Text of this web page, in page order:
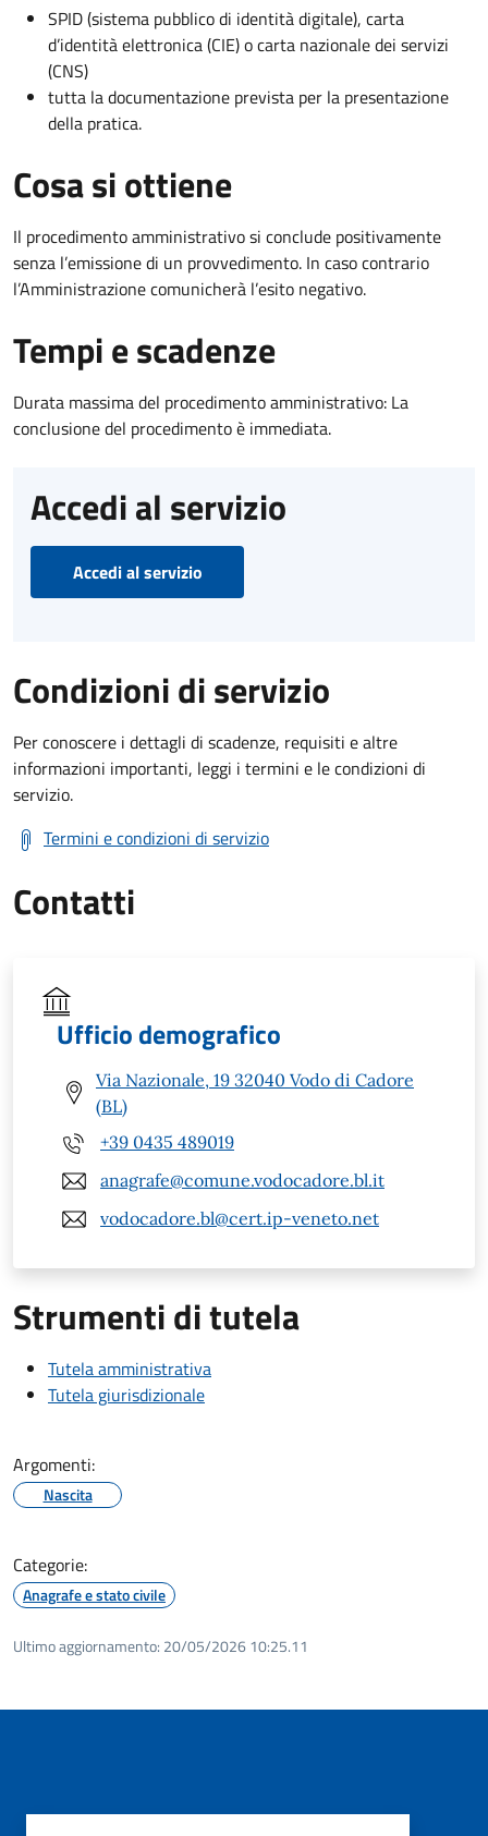
SPID (sistema pubblico di identità digitale), carta
d’identità elettronica (CIE) o carta nazionale dei servizi
(CNS)
tutta la documentazione prevista per la presentazione
della pratica.
Cosa si ottiene
Il procedimento amministrativo si conclude positivamente
senza l’emissione di un provvedimento. In caso contrario
l’Amministrazione comunicherà l’esito negativo.
Tempi e scadenze
Durata massima del procedimento amministrativo: La
conclusione del procedimento è immediata.
Accedi al servizio
Accedi al servizio
Condizioni di servizio
Per conoscere i dettagli di scadenze, requisiti e altre
informazioni importanti, leggi i termini e le condizioni di
servizio.
Termini e condizioni di servizio
Contatti
Ufficio demografico
Via Nazionale, 19 32040 Vodo di Cadore
(BL)
+39 0435 489019
anagrafe@comune.vodocadore.bl.it
vodocadore.bl@cert.ip-veneto.net
Strumenti di tutela
Tutela amministrativa
Tutela giurisdizionale
Argomenti:
Nascita
Categorie:
Anagrafe e stato civile
Ultimo aggiornamento: 20/05/2026 10:25.11